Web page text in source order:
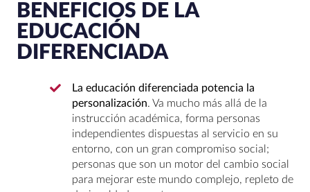
BENEFICIOS DE LA
EDUCACIÓN
DIFERENCIADA
La educación diferenciada potencia la
personalización. Va mucho más allá de la
instrucción académica, forma personas
independientes dispuestas al servicio en su
entorno, con un gran compromiso social;
personas que son un motor del cambio social
para mejorar este mundo complejo, repleto de